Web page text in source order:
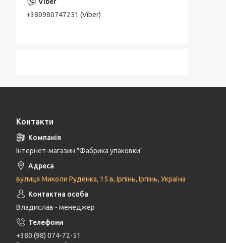
+380980747251 (Viber)
Контакти
Інтернет-магазин "Фабрика упаковки"
вулиця Миколи Руденка, 15 в, Ірпінь, Ірпінь, Україна
Владислав - менеджер
+380 (98) 074-72-51